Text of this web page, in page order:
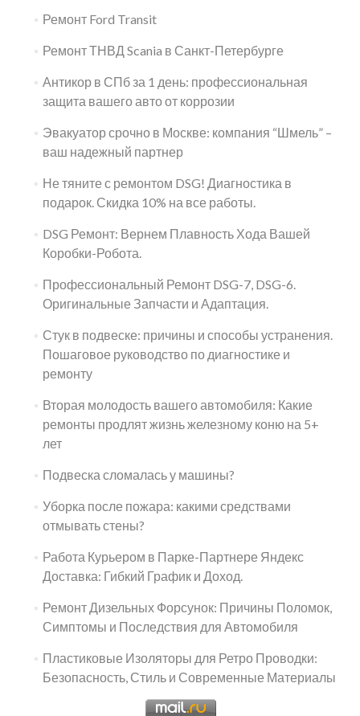
Ремонт Ford Transit
Ремонт ТНВД Scania в Санкт-Петербурге
Антикор в СПб за 1 день: профессиональная
защита вашего авто от коррозии
Эвакуатор срочно в Москве: компания “Шмель” –
ваш надежный партнер
Не тяните с ремонтом DSG! Диагностика в
подарок. Скидка 10% на все работы.
DSG Ремонт: Вернем Плавность Хода Вашей
Коробки-Робота.
Профессиональный Ремонт DSG-7, DSG-6.
Оригинальные Запчасти и Адаптация.
Стук в подвеске: причины и способы устранения.
Пошаговое руководство по диагностике и
ремонту
Вторая молодость вашего автомобиля: Какие
ремонты продлят жизнь железному коню на 5+
лет
Подвеска сломалась у машины?
Уборка после пожара: какими средствами
отмывать стены?
Работа Курьером в Парке-Партнере Яндекс
Доставка: Гибкий График и Доход.
Ремонт Дизельных Форсунок: Причины Поломок,
Симптомы и Последствия для Автомобиля
Пластиковые Изоляторы для Ретро Проводки:
Безопасность, Стиль и Современные Материалы